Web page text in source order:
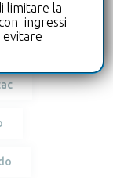
limitare la
ingressi
evitare